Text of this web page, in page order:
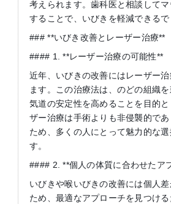
考えられます。歯科医と相談して
することで、いびきを軽減できるで
### **いびき改善とレーザー治療**
#### 1. **レーザー治療の可能性**
近年、いびきの改善にはレーザー
ます。この治療法は、のどの組織を
気道の安定性を高めることを目的
ザー治療は手術よりも非侵襲的で
ため、多くの人にとって魅力的な
す。
#### 2. **個人の体質に合わせたア
いびきや喉いびきの改善には個人
ため、最適なアプローチを見つけ